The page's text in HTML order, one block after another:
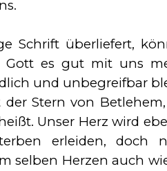
Schrift überliefert,
Gott es gut mit uns
und unbegreifbar
Stern von
Unser Herz wird
erleiden, doch
selben Herzen auch